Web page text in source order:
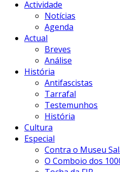
Actividade
Notícias
Agenda
Actual
Breves
Análise
História
Antifascistas
Tarrafal
Testemunhos
História
Cultura
Especial
Contra o Museu
O Comboio dos